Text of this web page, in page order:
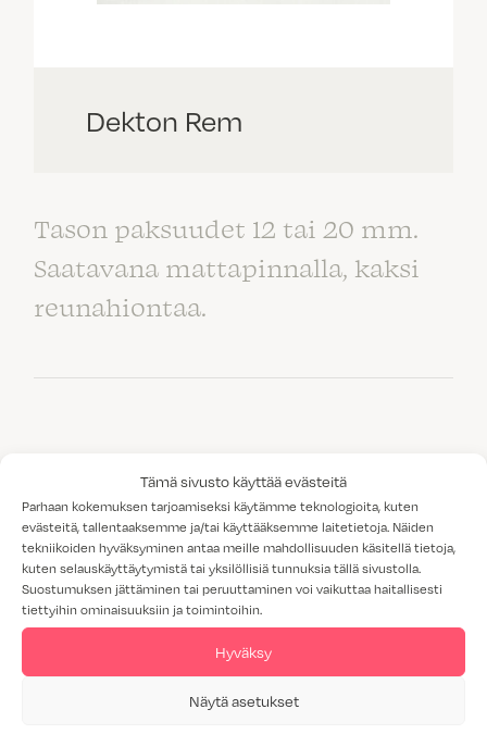
Tämä sivusto käyttää evästeitä
Parhaan kokemuksen tarjoamiseksi käytämme teknologioita, kuten
evästeitä, tallentaaksemme ja/tai käyttääksemme laitetietoja. Näiden
tekniikoiden hyväksyminen antaa meille mahdollisuuden käsitellä tietoja,
kuten selauskäyttäytymistä tai yksilöllisiä tunnuksia tällä sivustolla.
Suostumuksen jättäminen tai peruuttaminen voi vaikuttaa haitallisesti
tiettyihin ominaisuuksiin ja toimintoihin.
Hyväksy
Näytä asetukset
Dekton Rem
Tason paksuudet 12 tai 20 mm.
Saatavana mattapinnalla, kaksi
reunahiontaa.
TUOTTEET
TILAT